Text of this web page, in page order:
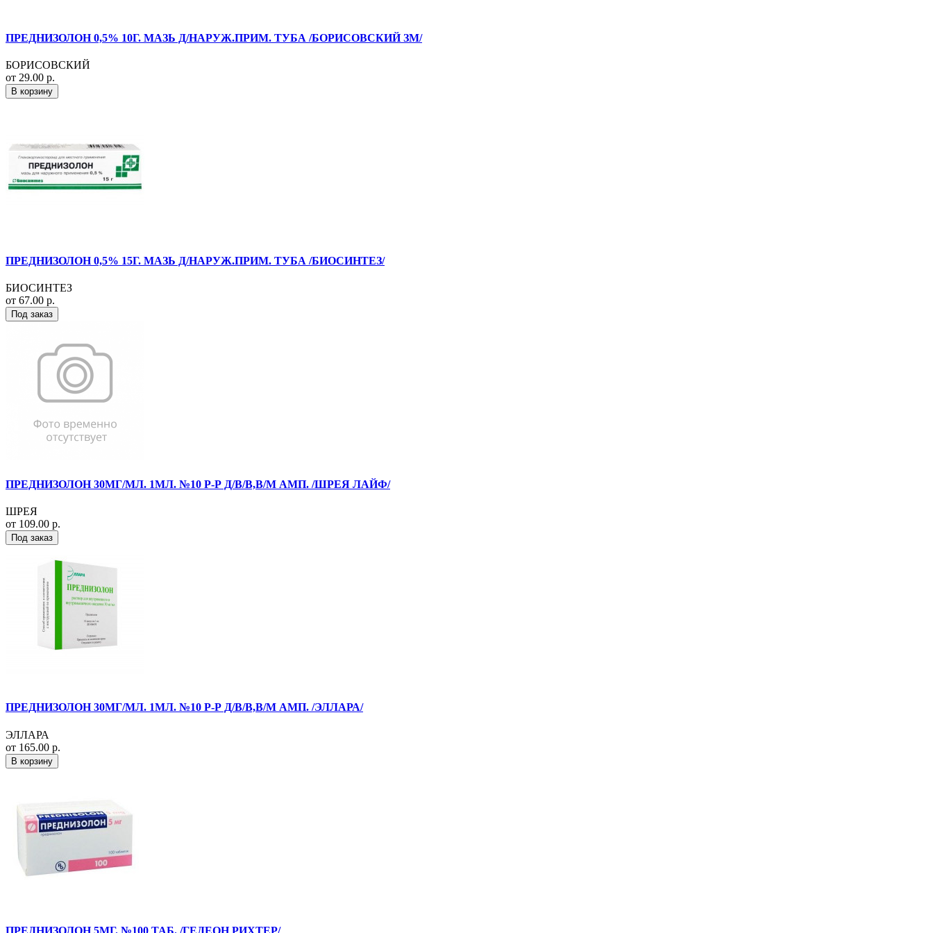
ПРЕДНИЗОЛОН 0,5% 10Г. МАЗЬ Д/НАРУЖ.ПРИМ. ТУБА /БОРИСОВСКИЙ ЗМ/
БОРИСОВСКИЙ
от 29.00 р.
В корзину
ПРЕДНИЗОЛОН 0,5% 15Г. МАЗЬ Д/НАРУЖ.ПРИМ. ТУБА /БИОСИНТЕЗ/
БИОСИНТЕЗ
от 67.00 р.
Под заказ
ПРЕДНИЗОЛОН 30МГ/МЛ. 1МЛ. №10 Р-Р Д/В/В,В/М АМП. /ШРЕЯ ЛАЙФ/
ШРЕЯ
от 109.00 р.
Под заказ
ПРЕДНИЗОЛОН 30МГ/МЛ. 1МЛ. №10 Р-Р Д/В/В,В/М АМП. /ЭЛЛАРА/
ЭЛЛАРА
от 165.00 р.
В корзину
ПРЕДНИЗОЛОН 5МГ. №100 ТАБ. /ГЕДЕОН РИХТЕР/